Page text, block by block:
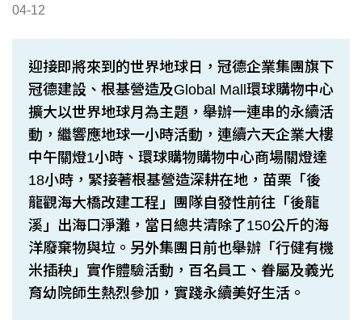
04-12
迎接即將來到的世界地球日，冠德企業集團旗下
冠德建設、根基營造及Global Mall環球購物中心
擴大以世界地球月為主題，舉辦一連串的永續活
動，繼響應地球一小時活動，連續六天企業大樓
中午關燈1小時、環球購物購物中心商場關燈達
18小時，緊接著根基營造深耕在地，苗栗「後
龍觀海大橋改建工程」團隊自發性前往「後龍
溪」出海口淨灘，當日總共清除了150公斤的海
洋廢棄物與垃。另外集團日前也舉辦「行健有機
米插秧」實作體驗活動，百名員工、眷屬及義光
育幼院師生熱烈參加，實踐永續美好生活。